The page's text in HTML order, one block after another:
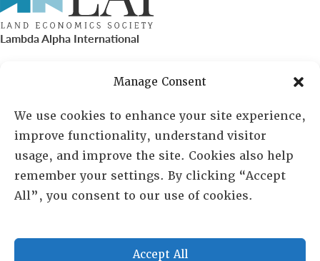
Manage Consent
We use cookies to enhance your site experience,
improve functionality, understand visitor
usage, and improve the site. Cookies also help
remember your settings. By clicking “Accept
All”, you consent to our use of cookies.
Accept All
Lambda Alpha International
PO Box 72720, Phoenix, AZ 85050
Sheila Novak, Executive Director
lai@lai.org
480-719-7404